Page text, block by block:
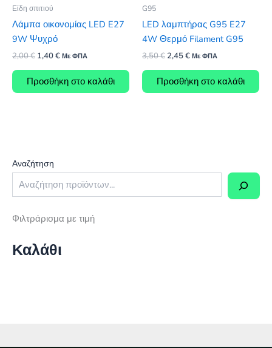
Είδη σπιτιού
Λάμπα οικονομίας LED E27
9W Ψυχρό
2,00€ Original
was:
2,00 €.
1,40€Η
είναι:
1,40 €.
Με ΦΠΑ
Προσθήκη στο καλάθι
G95
LED λαμπτήρας G95 E27
4W Θερμό Filament G95
3,50€ Original
was:
3,50 €.
2,45€Η
είναι:
2,45 €.
Με ΦΠΑ
Προσθήκη στο καλάθι
Αναζήτηση
Φιλτράρισμα με τιμή
Καλάθι